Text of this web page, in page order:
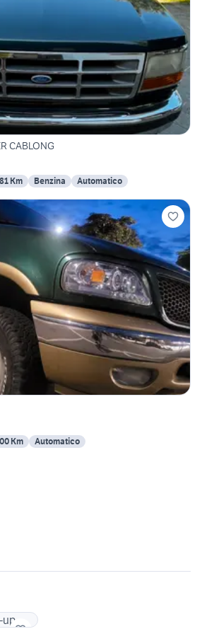
CABLONG
Km Benzina Automatico
Km Automatico